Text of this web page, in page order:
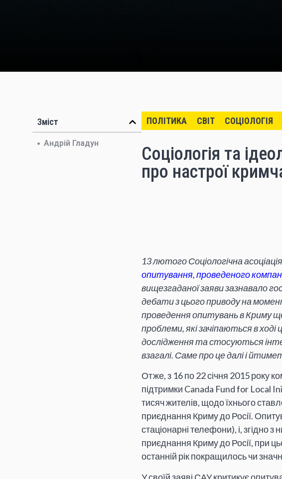
Зміст
Андрій Гладун
ПОЛІТИКА СВІТ СОЦІОЛОГІЯ
Соціологія та
про настрої
13 лютого Соціологічна
опитування, проведеного
вищезгаданої заяви зазнавало
дебати з цього приводу на
проведення опитувань в Криму
проблеми, які зачіпаються в
дослідження та стосуються
взагалі. Саме про це далі і
Отже, з 16 по 22 січня 2015 року
підтримки Canada Fund for Local
тисяч жителів, щодо їхнього
приєднання Криму до Росії.
стаціонарні телефони), і, згідно
приєднання Криму до Росії, при
останній рік покращилось чи